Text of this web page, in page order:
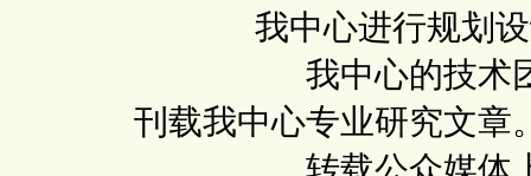
我中心进行规划
我中心的技术
刊载我中心专业研究文章